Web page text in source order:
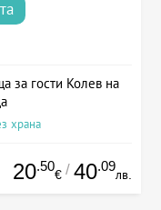
за гости Колев на
храна
20.50
€ / 40.09
лв.